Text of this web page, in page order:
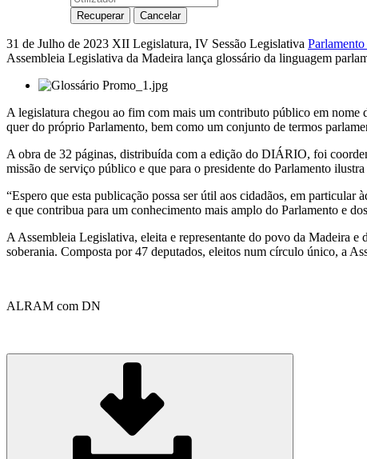
31 de Julho de 2023 XII Legislatura, IV Sessão Legislativa
Assembleia Legislativa da Madeira lança glossário da linguagem
A legislatura chegou ao fim com mais um contributo público em nome
quer do próprio Parlamento, bem como um conjunto de termos
A obra de 32 páginas, distribuída com a edição do DIÁRIO, foi
missão de serviço público e que para o presidente do Parlamento
“Espero que esta publicação possa ser útil aos cidadãos, em
e que contribua para um conhecimento mais amplo do Parlamento e
A Assembleia Legislativa, eleita e representante do povo da Madeira e
soberania. Composta por 47 deputados, eleitos num círculo único, a
ALRAM com DN